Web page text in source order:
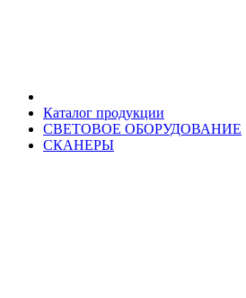
Каталог продукции
СВЕТОВОЕ ОБОРУДОВАНИЕ
СКАНЕРЫ